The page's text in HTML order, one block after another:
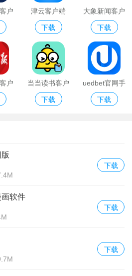
户 津云客户端
app
下载
大象新闻客户
端版本
下载
户 当当读书客户
端
下载
uedbet官网手
机客户端
下载
下载
软件
下载
下载